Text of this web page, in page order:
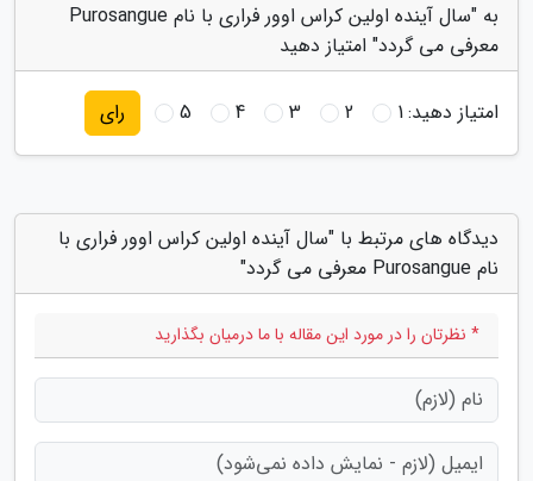
به "سال آینده اولین کراس اوور فراری با نام Purosangue
معرفی می گردد" امتیاز دهید
امتیاز دهید:1
2
3
4
5 رای
دیدگاه های مرتبط با "سال آینده اولین کراس اوور فراری با
نام Purosangue معرفی می گردد"
* نظرتان را در مورد این مقاله با ما درمیان بگذارید